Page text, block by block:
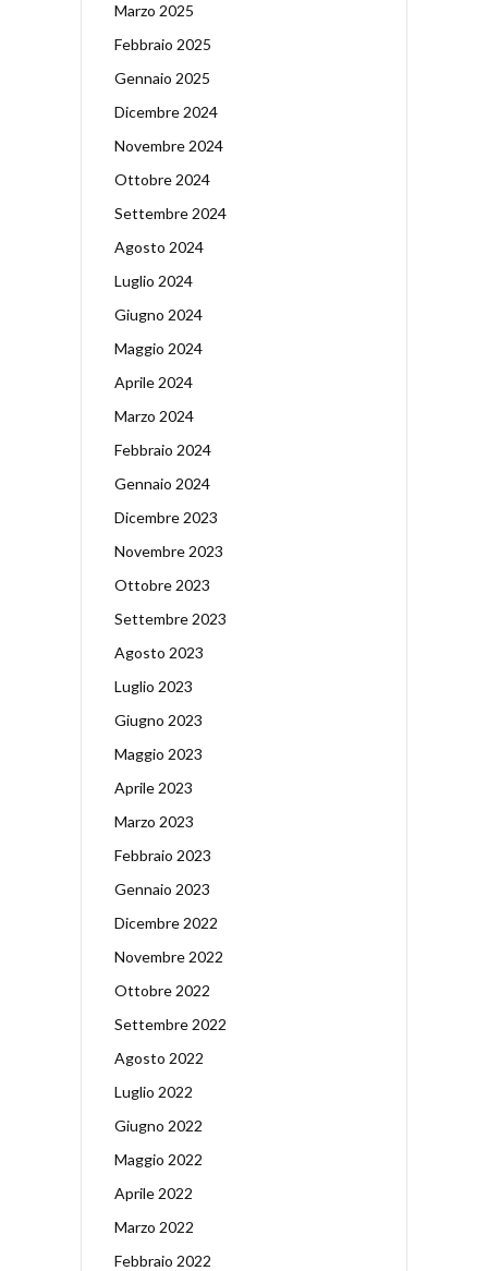
Marzo 2025
Febbraio 2025
Gennaio 2025
Dicembre 2024
Novembre 2024
Ottobre 2024
Settembre 2024
Agosto 2024
Luglio 2024
Giugno 2024
Maggio 2024
Aprile 2024
Marzo 2024
Febbraio 2024
Gennaio 2024
Dicembre 2023
Novembre 2023
Ottobre 2023
Settembre 2023
Agosto 2023
Luglio 2023
Giugno 2023
Maggio 2023
Aprile 2023
Marzo 2023
Febbraio 2023
Gennaio 2023
Dicembre 2022
Novembre 2022
Ottobre 2022
Settembre 2022
Agosto 2022
Luglio 2022
Giugno 2022
Maggio 2022
Aprile 2022
Marzo 2022
Febbraio 2022